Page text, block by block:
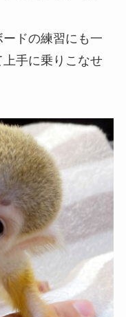
ドの練習にも一
手に乗りこなせ